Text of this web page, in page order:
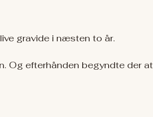
gravide i næsten to år.
Og efterhånden begyndte der at